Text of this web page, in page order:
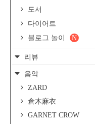
도서
다이어트
블로그 놀이
N
리뷰
음악
ZARD
倉木麻衣
GARNET CROW